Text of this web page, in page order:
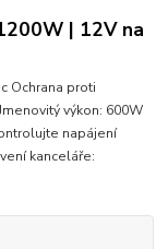
| 12V na
Ochrana proti
výkon: 600W
napájení
kanceláře: